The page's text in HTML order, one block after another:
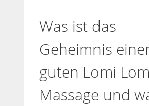
Was ist das
Geheimnis
guten Lomi
Massage und